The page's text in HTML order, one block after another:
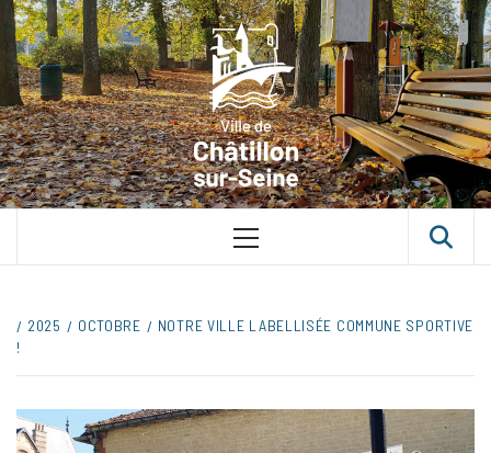
Skip
content
VILLE
SUR-SEINE
UNE VILLE DANS UN PARC
Primary
2025 OCTOBRE
NOTRE VILLE LABELLISÉE COMMUNE SPORTIVE
!